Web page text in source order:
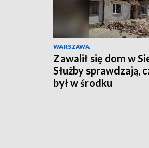
WARSZAWA
Zawalił się dom w
Służby sprawdzają,
był w środku